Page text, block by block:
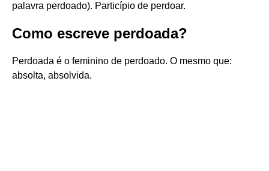
palavra perdoado). Particípio de perdoar.
Como escreve perdoada?
Perdoada é o feminino de perdoado. O mesmo que:
absolta, absolvida.